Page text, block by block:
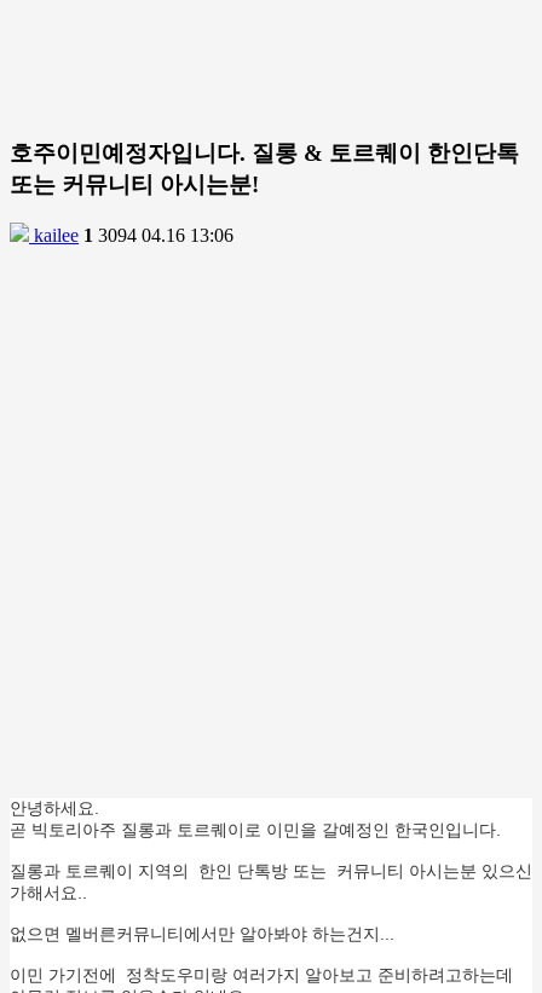
호주이민예정자입니다. 질롱 & 토르퀘이 한인단톡
또는 커뮤니티 아시는분!
kailee 1 3094 04.16 13:06
안녕하세요.
곧 빅토리아주 질롱과 토르퀘이로 이민을 갈예정인 한국인입니다.
질롱과 토르퀘이 지역의 한인 단톡방 또는 커뮤니티 아시는분 있으신
가해서요..
없으면 멜버른커뮤니티에서만 알아봐야 하는건지...
이민 가기전에 정착도우미랑 여러가지 알아보고 준비하려고하는데